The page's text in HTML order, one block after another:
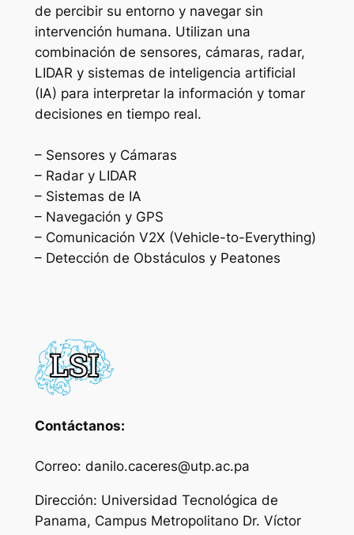
de percibir su entorno y navegar sin
intervención humana. Utilizan una
combinación de sensores, cámaras, radar,
LIDAR y sistemas de inteligencia artificial
(IA) para interpretar la información y tomar
decisiones en tiempo real.
– Sensores y Cámaras
– Radar y LIDAR
– Sistemas de IA
– Navegación y GPS
– Comunicación V2X (Vehicle-to-Everything)
– Detección de Obstáculos y Peatones
Contáctanos:
Correo: danilo.caceres@utp.ac.pa
Dirección: Universidad Tecnológica de
Panama, Campus Metropolitano Dr. Víctor